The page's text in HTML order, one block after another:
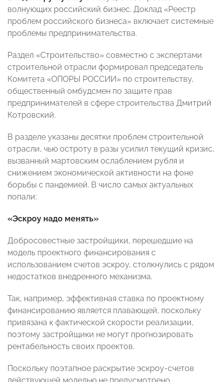
волнующих российский бизнес. Доклад «Реестр
проблем российского бизнеса» включает системные
проблемы предпринимательства.
Раздел «Строительство» совместно с экспертами
строительной отрасли формировал председатель
Комитета «ОПОРЫ РОССИИ» по строительству,
общественный омбудсмен по защите прав
предпринимателей в сфере строительства Дмитрий
Котровский.
В разделе указаны десятки проблем строительной
отрасли, чью остроту в разы усилил текущий кризис,
вызванный мартовским ослаблением рубля и
снижением экономической активности на фоне
борьбы с пандемией. В число самых актуальных
попали:
«Эскроу надо менять»
Добросовестные застройщики, перешедшие на
модель проектного финансирования с
использованием счетов эскроу, столкнулись с рядом
недостатков внедренного механизма.
Так, например, эффективная ставка по проектному
финансированию является плавающей, поскольку
привязана к фактической скорости реализации,
поэтому застройщики не могут прогнозировать
рентабельность своих проектов.
Поскольку поэтапное раскрытие эскроу-счетов